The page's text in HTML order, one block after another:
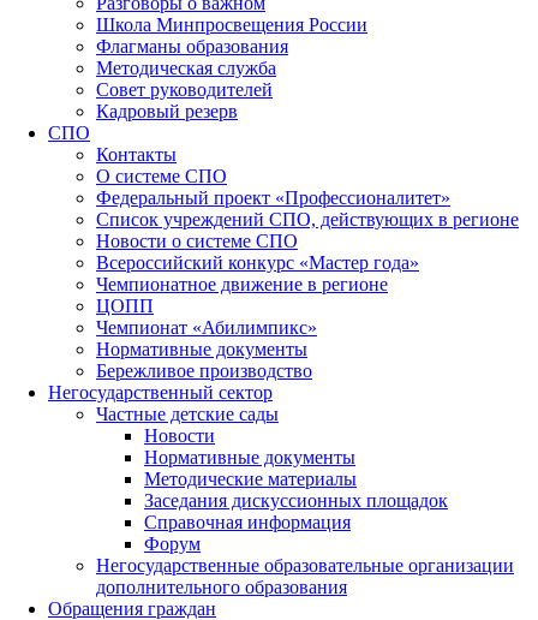
Школа Минпросвещения России
Флагманы образования
Методическая служба
Совет руководителей
Кадровый резерв
СПО
Контакты
О системе СПО
Федеральный проект «Профессионалитет»
Список учреждений СПО, действующих в регионе
Новости о системе СПО
Всероссийский конкурс «Мастер года»
Чемпионатное движение в регионе
ЦОПП
Чемпионат «Абилимпикс»
Нормативные документы
Бережливое производство
Негосударственный сектор
Частные детские сады
Новости
Нормативные документы
Методические материалы
Заседания дискуссионных площадок
Справочная информация
Форум
Негосударственные образовательные организации
дополнительного образования
Обращения граждан